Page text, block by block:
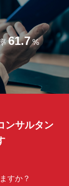
61.7 %
ンサルタン
すか？